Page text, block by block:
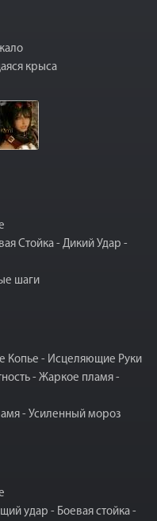
крыса
Стойка - Дикий Удар -
шаги
Копье - Исцеляющие Руки
- Жаркое пламя -
- Усиленный мороз
удар - Боевая стойка -